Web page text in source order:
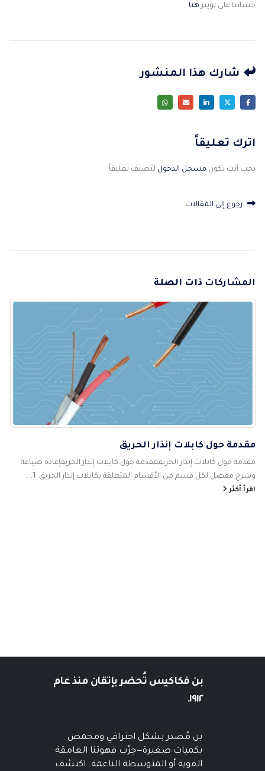
حسابنا على تويتر هنا.
شارك هذا المنشور
اترك تعليقاً
يجب أنت تكون مسجل الدخول لتضيف تعليقاً.
رجوع إلى المقالات
المشاركات ذات الصلة
مقدمة حول كابلات إنذار الحريق
مقدمة حول كابلات إنذار الحريقمقدمة حول كابلات إنذار الحريقإعادة صياغة
وشرح مفصل لكل قسم من الأقسام المتعلقة بكابلات إنذار الحريق: 1....
اقرأ أكثر
بن فكاكيستُحضر بإتقان منذ عام
١٩١٢.
بن مُصدر بشكل احترافي ومحمص
بكميات صغيرة—جرّب قهوتنا الغامقة
القوية أو المتوسطة الناعمة. اكتشف